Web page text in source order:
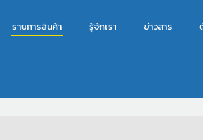
รายการสินค้า รู้จักเรา ข่าวสาร